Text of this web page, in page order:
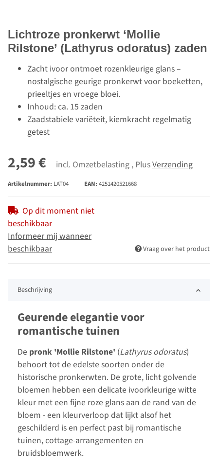
Lichtroze pronkerwt ‘Mollie
Rilstone’ (Lathyrus odoratus) zaden
Zacht ivoor ontmoet rozenkleurige glans –
nostalgische geurige pronkerwt voor boeketten,
prieeltjes en vroege bloei.
Inhoud: ca. 15 zaden
Zaadstabiele variëteit, kiemkracht regelmatig
getest
2,59 € incl. Omzetbelasting , PlusVerzending
Artikelnummer: LAT04 EAN: 4251420521668
Op dit moment niet
beschikbaar
Informeer mij wanneer
beschikbaar
Vraag over het product
Beschrijving
Geurende elegantie voor
romantische tuinen
De pronk 'Mollie Rilstone' (Lathyrus odoratus)
behoort tot de edelste soorten onder de
historische pronkerwten. De grote, licht golvende
bloemen hebben een delicate ivoorkleurige witte
kleur met een fijne roze glans aan de rand van de
bloem - een kleurverloop dat lijkt alsof het
geschilderd is en perfect past bij romantische
tuinen, cottage-arrangementen en
bruidsbloemwerk.